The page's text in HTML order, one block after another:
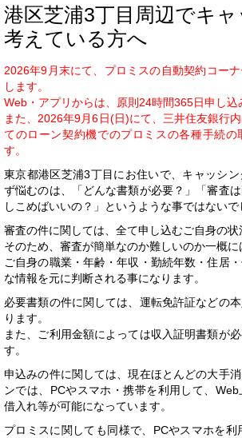
港区芝浦3丁目周辺でキ
考えている方へ
2026年9月末にて、プロミスの自動契約コー
します。
Web・アプリからは、原則24時間365日申し込
また、2026年9月6日(日)にて、三井住友銀行
てのローン契約機でのプロミスの各種手続の
す。
東京都港区芝浦3丁目にお住いで、キャッシ
ず悩むのは、「どんな書類が必要？」「審査
しこめばいいの？」というような事ではないで
審査の件に関しては、全て申し込むご自身の状
そのため、審査が簡単なのか難しいのか一概に
ご自身の職業・年齢・年収・勤続年数・住居
な情報を元に判断される事になります。
必要書類の件に関しては、運転免許証などの
ります。
また、ご利用金額によっては収入証明書類が
す。
申込みの件に関しては、現在ほとんどの大手
ンでは、PCやスマホ・携帯を利用して、Web
借入れ等が可能になっています。
プロミスに関しても同様で、PCやスマホを